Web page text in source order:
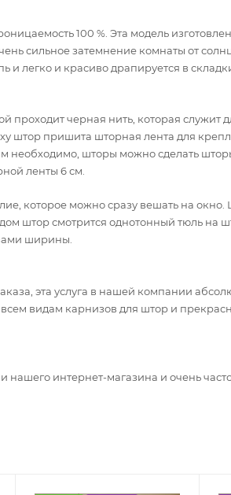
100 %. Эта модель
сильное затемнение комнаты от
легко и красиво драпируется в
проходит черная нить, которая
штор пришита шторная лента для
шторы можно сделать
ленты 6 см.
которое можно сразу вешать на окно.
штор смотрится однотонный тюль на
ширины.
эта услуга в нашей компании
видам карнизов для штор и
интернет-магазина и очень